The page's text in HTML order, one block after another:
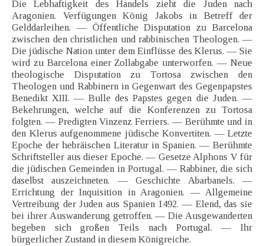
Die Lebhaftigkeit des Handels zieht die Juden nach
Aragonien. Verfügungen König Jakobs in Betreff der
Gelddarleihen. — Öffentliche Disputation zu Barcelona
zwischen den christlichen und rabbinischen Theologen. —
Die jüdische Nation unter dem Einflüsse des Klerus. — Sie
wird zu Barcelona einer Zollabgabe unterworfen. — Neue
theologische Disputation zu Tortosa zwischen den
Theologen und Rabbinern in Gegenwart des Gegenpapstes
Benedikt XIII. — Bulle des Papstes gegen die Juden. —
Bekehrungen, welche auf die Konferenzen zu Tortosa
folgten. — Predigten Vinzenz Ferriers. — Berühmte und in
den Klerus aufgenommene jüdische Konvertiten. — Letzte
Epoche der hebräischen Literatur in Spanien. — Berühmte
Schriftsteller aus dieser Epoche. — Gesetze Alphons V für
die jüdischen Gemeinden in Portugal. — Rabbiner, die sich
daselbst auszeichneten. — Geschichte Abarbanels. —
Errichtung der Inquisition in Aragonien. — Allgemeine
Vertreibung der Juden aus Spanien 1492. — Elend, das sie
bei ihrer Auswanderung getroffen. — Die Ausgewanderten
begeben sich großen Teils nach Portugal. — Ihr
bürgerlicher Zustand in diesem Königreiche.